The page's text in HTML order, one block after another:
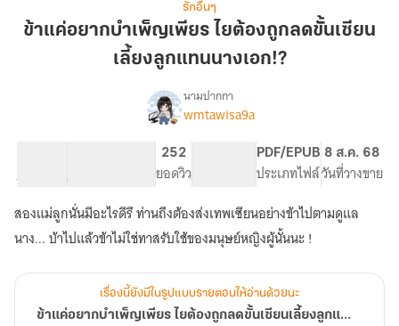
อยาก
บำเพ็ญ
เพียร
เลี้ยง
ลูก
นางเอก!?
รักอื่นๆ
ข้าแค่อยากบำเพ็ญเพียร ไยต้องถูกลดขั้นเซียน
เลี้ยงลูกแทนนางเอก!?
เรื่อง
เพียร
ไย
ต้อง
ลด
ขั้น
เซียน
นามปากกา
wmtawisa9a
จำนวนคำ จำนวนหน้า (A5)
252
ยอดวิวระดับเนื้อหา
PDF/EPUB
ประเภทไฟล์
8 ส.ค. 68
วันที่วางขาย
สองแม่ลูกนั่นมีอะไรดีรึ ท่านถึงต้องส่งเทพเซียนอย่างข้าไปตามดูแล
นาง... บ้าไปแล้วข้าไม่ใช่ทาสรับใช้ของมนุษย์หญิงผู้นั้นนะ !
เรื่องนี้ยังมีในรูปแบบรายตอนให้อ่านด้วยนะ
ข้าแค่อยากบำเพ็ญเพียร ไยต้องถูกลดขั้นเซียนเลี้ยงลูกแทนนางเอก!?